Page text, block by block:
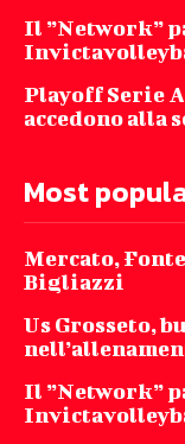
Il ”Network”
Playoff Serie
accedono alla
Most
Mercato,
Bigliazzi
Us Grosseto,
Il ”Network”